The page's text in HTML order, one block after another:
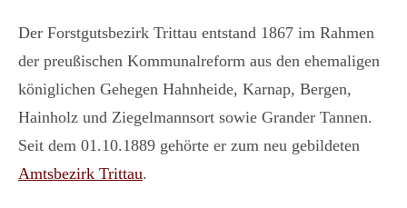
Der Forstgutsbezirk Trittau entstand 1867 im Rahmen
der preußischen Kommunalreform aus den ehemaligen
königlichen Gehegen Hahnheide, Karnap, Bergen,
Hainholz und Ziegelmannsort sowie Grander Tannen.
Seit dem 01.10.1889 gehörte er zum neu gebildeten
Amtsbezirk Trittau.